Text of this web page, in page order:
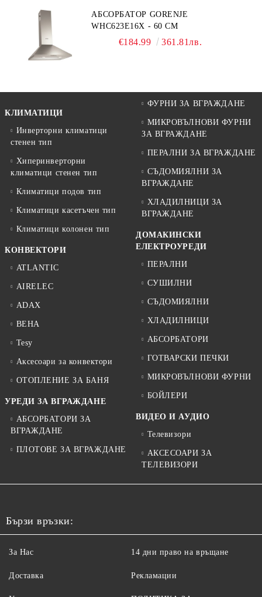
АБСОРБАТОР GORENJE
WHC623E16X - 60 СМ
€184.99 361.81лв.
КЛИМАТИЦИ
Инверторни климатици
стенен тип
Хиперинверторни
климатици стенен тип
Климатици подов тип
Климатици касетъчен тип
Климатици колонен тип
КОНВЕКТОРИ
ATLANTIC
AIRELEC
ADAX
BEHA
Tesy
Аксесоари за конвектори
ОТОПЛЕНИЕ ЗА БАНЯ
УРЕДИ ЗА ВГРАЖДАНЕ
АБСОРБАТОРИ ЗА
ВГРАЖДАНЕ
ПЛОТОВЕ ЗА ВГРАЖДАНЕ
ФУРНИ ЗА ВГРАЖДАНЕ
МИКРОВЪЛНОВИ ФУРНИ
ЗА ВГРАЖДАНЕ
ПЕРАЛНИ ЗА ВГРАЖДАНЕ
СЪДОМИЯЛНИ ЗА
ВГРАЖДАНЕ
ХЛАДИЛНИЦИ ЗА
ВГРАЖДАНЕ
ДОМАКИНСКИ
ЕЛЕКТРОУРЕДИ
ПЕРАЛНИ
СУШИЛНИ
СЪДОМИЯЛНИ
ХЛАДИЛНИЦИ
АБСОРБАТОРИ
ГОТВАРСКИ ПЕЧКИ
МИКРОВЪЛНОВИ ФУРНИ
БОЙЛЕРИ
ВИДЕО И АУДИО
Телевизори
АКСЕСОАРИ ЗА
ТЕЛЕВИЗОРИ
Бързи връзки:
За Нас
Доставка
14 дни право на връщане
Рекламации